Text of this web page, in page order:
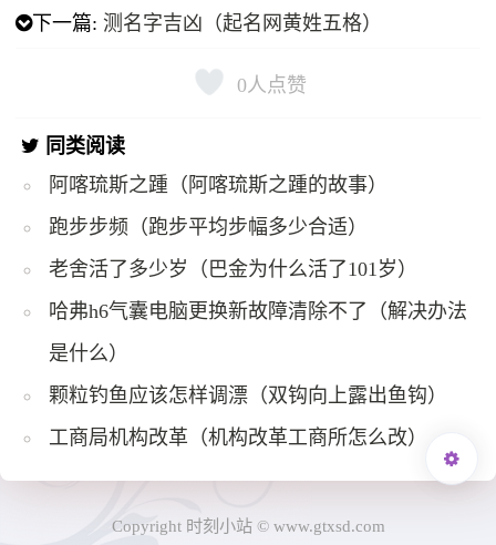
下一篇: 测名字吉凶（起名网黄姓五格）
0 人点赞
同类阅读
阿喀琉斯之踵（阿喀琉斯之踵的故事）
跑步步频（跑步平均步幅多少合适）
老舍活了多少岁（巴金为什么活了101岁）
哈弗h6气囊电脑更换新故障清除不了（解决办法
是什么）
颗粒钓鱼应该怎样调漂（双钩向上露出鱼钩）
工商局机构改革（机构改革工商所怎么改）
Copyright 时刻小站 © www.gtxsd.com